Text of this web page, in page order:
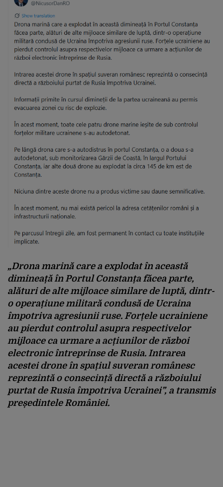
„Drona marină care a explodat în această
dimineață în Portul Constanța făcea parte,
alături de alte mijloace similare de luptă, dintr-
o operațiune militară condusă de Ucraina
împotriva agresiunii ruse. Forțele ucrainiene
au pierdut controlul asupra respectivelor
mijloace ca urmare a acțiunilor de război
electronic întreprinse de Rusia. Intrarea
acestei drone în spațiul suveran românesc
reprezintă o consecință directă a războiului
purtat de Rusia împotriva Ucrainei”, a transmis
președintele României.